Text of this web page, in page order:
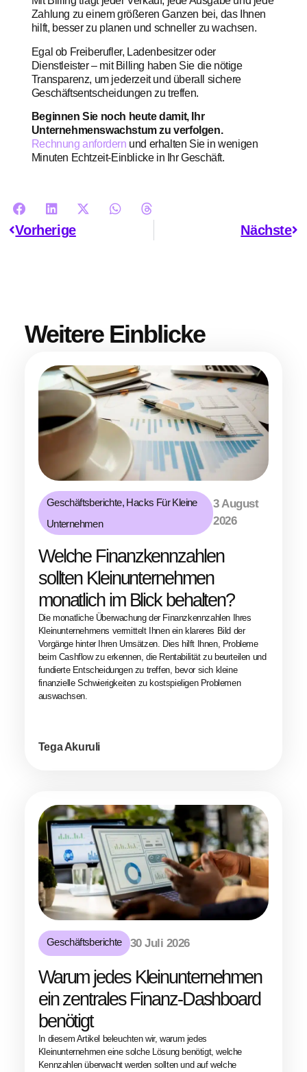
Zahlung zu einem größeren Ganzen bei, das Ihnen
hilft, besser zu planen und schneller zu wachsen.
Egal ob Freiberufler, Ladenbesitzer oder
Dienstleister – mit Billing haben Sie die nötige
Transparenz, um jederzeit und überall sichere
Geschäftsentscheidungen zu treffen.
Beginnen Sie noch heute damit, Ihr
Unternehmenswachstum zu verfolgen.
Rechnung anfordern und erhalten Sie in wenigen
Minuten Echtzeit-Einblicke in Ihr Geschäft.
Vorherige Nächste
Weitere Einblicke
Geschäftsberichte, Hacks Für Kleine
Unternehmen
3 August
2026
Welche Finanzkennzahlen
sollten Kleinunternehmen
monatlich im Blick behalten?
Die monatliche Überwachung der Finanzkennzahlen Ihres
Kleinunternehmens vermittelt Ihnen ein klareres Bild der
Vorgänge hinter Ihren Umsätzen. Dies hilft Ihnen, Probleme
beim Cashflow zu erkennen, die Rentabilität zu beurteilen und
fundierte Entscheidungen zu treffen, bevor sich kleine
finanzielle Schwierigkeiten zu kostspieligen Problemen
auswachsen.
Tega Akuruli
Geschäftsberichte 30 Juli 2026
Warum jedes Kleinunternehmen
ein zentrales Finanz-Dashboard
benötigt
In diesem Artikel beleuchten wir, warum jedes
Kleinunternehmen eine solche Lösung benötigt, welche
Kennzahlen überwacht werden sollten und auf welche